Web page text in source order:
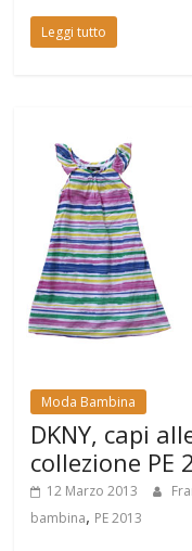
Leggi tutto
Moda Bambina
DKNY, capi
collezione PE
12 Marzo 2013
bambina, PE 2013